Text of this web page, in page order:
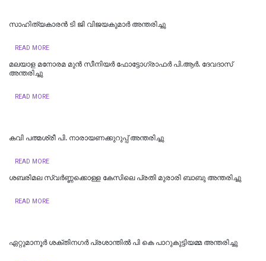
സാഹിത്യകാരൻ ടി ജി വിജയകുമാർ അന്തരിച്ചു
READ MORE
മലയാള മനോരമ മുൻ സീനിയർ ഫോട്ടോഗ്രാഫർ പി.ആർ. ദേവദാസ്
അന്തരിച്ചു
READ MORE
കവി പത്മശ്രീ പി. നാരായണക്കുറുപ്പ് അന്തരിച്ചു
READ MORE
ശബരിമല സ്വർണ്ണക്കൊള്ള കേസിലെ പ്രതി മുരാരി ബാബു അന്തരിച്ചു
READ MORE
ഏറ്റുമാനൂർ ശക്തിനഗർ പ്രശാന്തിൽ പി കെ പാറുകുട്ടിയമ്മ അന്തരിച്ചു